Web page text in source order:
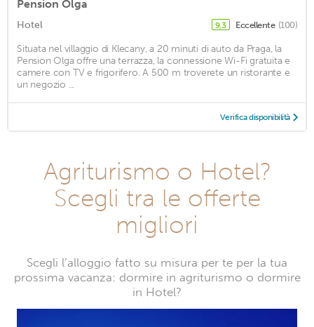
Pension Olga
Hotel 9,3 Eccellente (100)
Situata nel villaggio di Klecany, a 20 minuti di auto da Praga, la
Pension Olga offre una terrazza, la connessione Wi-Fi gratuita e
camere con TV e frigorifero. A 500 m troverete un ristorante e
un negozio ...
Verifica disponibilità
Agriturismo o Hotel?
Scegli tra le offerte
migliori
Scegli l’alloggio fatto su misura per te per la tua
prossima vacanza: dormire in agriturismo o dormire
in Hotel?